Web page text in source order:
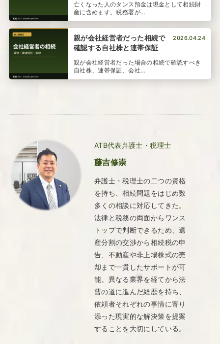
亡くなった人のタンス預金は現金として相続財
産に含めます。税務署が…
親が会社経営者だった相続で
確認する自社株と連帯保証
親が会社経営者だった場合の相続で確認すべき
自社株、連帯保証、会社…
2026.04.24
ATB代表弁護士・税理士
藤吉修崇
弁護士・税理士の二つの資格
を持ち、相続問題をはじめ数
多くの相談に対応してきた。
法律と税務の両面からワンス
トップで判断できるため、遺
産分割の交渉から相続税の申
告、不動産や非上場株式の売
却まで一貫したサポートが可
能。異なる業界を経てから法
曹の道に進んだ経歴を持ち、
依頼者それぞれの事情に寄り
添った現実的な解決策を提案
することを大切にしている。